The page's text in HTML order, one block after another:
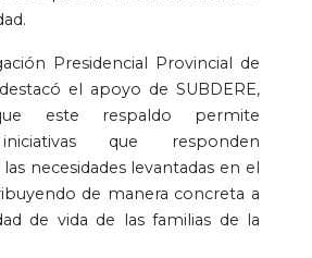
Presidencial Provincial de
el apoyo de SUBDERE,
este respaldo permite
que responden
necesidades levantadas en el
de manera concreta a
de vida de las familias de la